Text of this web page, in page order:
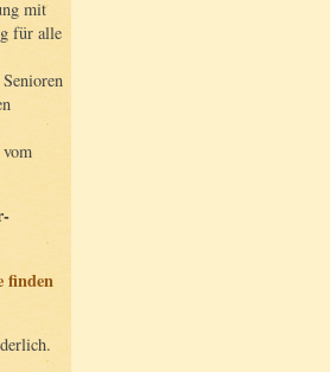
mit
für alle
finden